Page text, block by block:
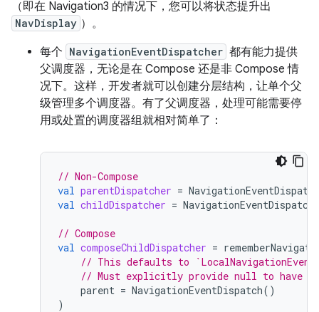
（即在 Navigation3 的情况下，您可以将状态提升出
NavDisplay ）。
每个 NavigationEventDispatcher 都有能力提供
父调度器，无论是在 Compose 还是非 Compose 情
况下。这样，开发者就可以创建分层结构，让单个父
级管理多个调度器。有了父调度器，处理可能需要停
用或处置的调度器组就相对简单了：
// Non-Compose
val parentDispatcher =
val childDispatcher =
// Compose
val composeChildDispatcher =
// This defaults to
// Must explicitly provide null to have an
parent = NavigationEventDispatch()
)